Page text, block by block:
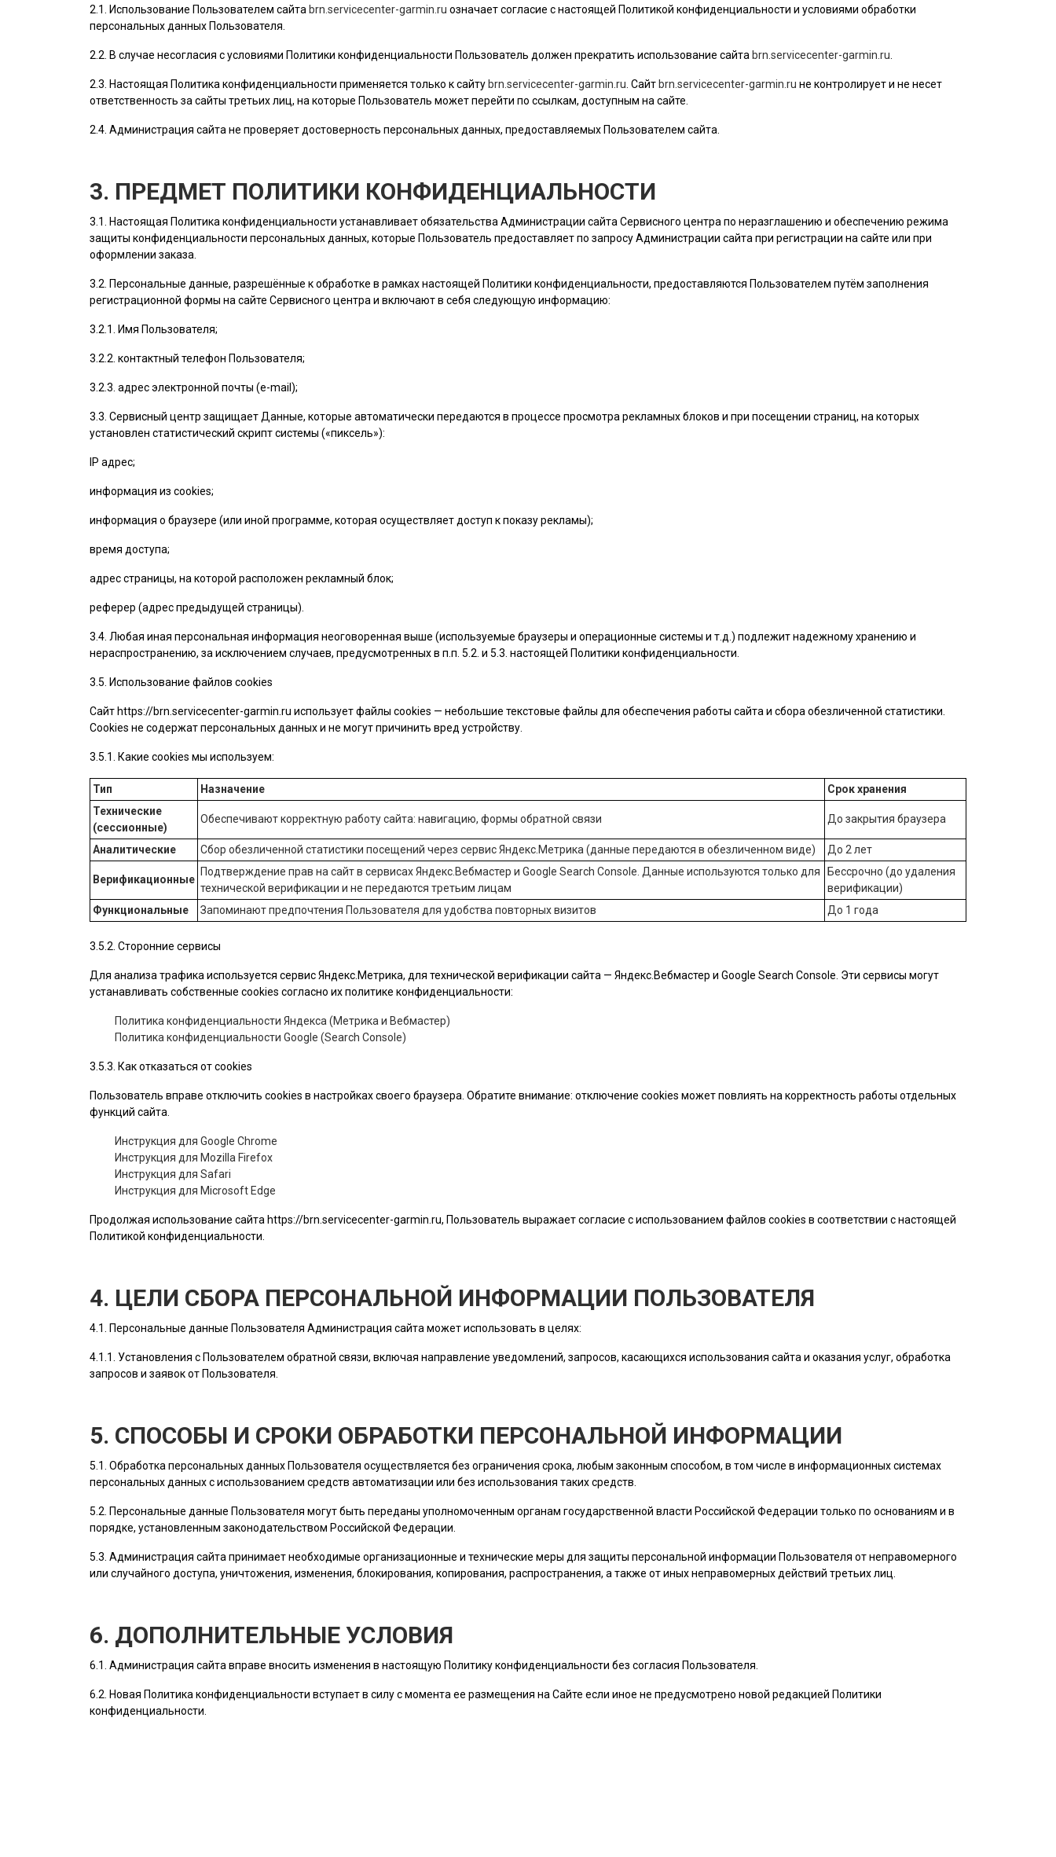
2.1. Использование Пользователем сайта brn.servicecenter-garmin.ru означает согласие с настоящей Политикой конфиденциальности и условиями обработки
персональных данных Пользователя
2.2. В случае несогласия с условиями Политики конфиденциальности Пользователь должен прекратить использование сайта brn.servicecenter-garmin.ru
2.3. Настоящая Политика конфиденциальности применяется только к сайту brn.servicecenter-garmin.ru . Сайт brn.servicecenter-garmin.ru не контролирует и не несет
ответственность за сайты третьих лиц, на которые Пользователь может перейти по ссылкам, доступным на сайте.
2.4. Администрация сайта не проверяет достоверность персональных данных, предоставляемых Пользователем сайта.
3. ПРЕДМЕТ ПОЛИТИКИ КОНФИДЕНЦИАЛЬНОСТИ
3.1. Настоящая Политика конфиденциальности устанавливает обязательства Администрации сайта Сервисного центра по неразглашению и обеспечению режима
защиты конфиденциальности персональных данных, которые Пользователь предоставляет по запросу Администрации сайта при регистрации на сайте или при
оформлении заказа.
3.2. Персональные данные, разрешённые к обработке в рамках настоящей Политики конфиденциальности, предоставляются Пользователем путём заполнения
регистрационной формы на cайте Сервисного центра и включают в себя следующую информацию:
3.2.1. Имя Пользователя;
3.2.2. контактный телефон Пользователя;
3.2.3. адрес электронной почты (e-mail);
3.3. Сервисный центр защищает Данные, которые автоматически передаются в процессе просмотра рекламных блоков и при посещении страниц, на которых
установлен статистический скрипт системы («пиксель»):
IP адрес;
информация из cookies;
информация о браузере (или иной программе, которая осуществляет доступ к показу рекламы);
время доступа;
адрес страницы, на которой расположен рекламный блок;
реферер (адрес предыдущей страницы).
3.4. Любая иная персональная информация неоговоренная выше (используемые браузеры и операционные системы и т.д.) подлежит надежному хранению и
нераспространению, за исключением случаев, предусмотренных в п.п. 5.2. и 5.3. настоящей Политики конфиденциальности.
3.5. Использование файлов cookies
Сайт https://brn.servicecenter-garmin.ru использует файлы cookies — небольшие текстовые файлы для обеспечения работы сайта и сбора обезличенной статистики.
Cookies не содержат персональных данных и не могут причинить вред устройству.
3.5.1. Какие cookies мы используем:
Тип Назначение
Срок хранения
Технические
(сессионные)
Обеспечивают корректную работу сайта: навигацию, формы обратной связи До закрытия браузера
Аналитические Сбор обезличенной статистики посещений через сервисЯндекс.Метрика (данные передаются в обезличенном виде) До 2 лет
Верификационные
Подтверждение прав на сайт в сервисахЯндекс.Вебмастер и Google Search Console . Данные используются только для
технической верификации и не передаются третьим лицам
Бессрочно (до удаления
верификации)
Функциональные
Запоминают предпочтения Пользователя для удобства повторных визитов До 1 года
3.5.2. Сторонние сервисы
Для анализа трафика используется сервис Яндекс.Метрика, для технической верификации сайта — Яндекс.Вебмастер и Google Search Console. Эти сервисы могут
устанавливать собственные cookies согласно их политике конфиденциальности:
Политика конфиденциальности Яндекса (Метрика и Вебмастер)
Политика конфиденциальности Google (Search Console)
3.5.3. Как отказаться от cookies
Пользователь вправе отключить cookies в настройках своего браузера. Обратите внимание: отключение cookies может повлиять на корректность работы отдельных
функций сайта.
Инструкция для Google Chrome
Инструкция для Mozilla Firefox
Инструкция для Safari
Инструкция для Microsoft Edge
Продолжая использование сайта https://brn.servicecenter-garmin.ru, Пользователь выражает согласие с использованием файлов cookies в соответствии с настоящей
Политикой конфиденциальности.
4. ЦЕЛИ СБОРА ПЕРСОНАЛЬНОЙ ИНФОРМАЦИИ ПОЛЬЗОВАТЕЛЯ
4.1. Персональные данные Пользователя Администрация сайта может использовать в целях:
4.1.1. Установления с Пользователем обратной связи, включая направление уведомлений, запросов, касающихся использования сайта и оказания услуг, обработка
запросов и заявок от Пользователя
5. СПОСОБЫ И СРОКИ ОБРАБОТКИ ПЕРСОНАЛЬНОЙ ИНФОРМАЦИИ
5.1. Обработка персональных данных Пользователя осуществляется без ограничения срока, любым законным способом, в том числе в информационных системах
персональных данных с использованием средств автоматизации или без использования таких средств.
5.2. Персональные данные Пользователя могут быть переданы уполномоченным органам государственной власти Российской Федерации только по основаниям и в
порядке, установленным законодательством Российской Федерации.
5.3. Администрация сайта принимает необходимые организационные и технические меры для защиты персональной информации Пользователя от неправомерного
или случайного доступа, уничтожения, изменения, блокирования, копирования, распространения, а также от иных неправомерных действий третьих лиц.
6. ДОПОЛНИТЕЛЬНЫЕ УСЛОВИЯ
6.1. Администрация сайта вправе вносить изменения в настоящую Политику конфиденциальности без согласия Пользователя
6.2. Новая Политика конфиденциальности вступает в силу с момента ее размещения на Сайте если иное не предусмотрено новой редакцией Политики
конфиденциальности.